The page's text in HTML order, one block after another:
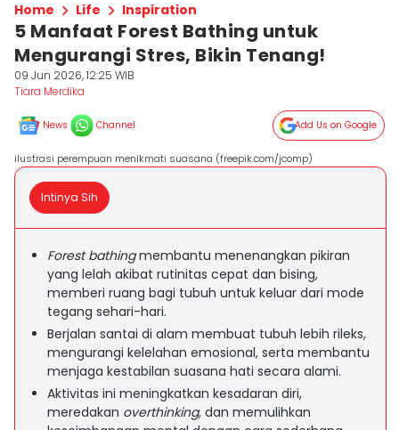
Home Life Inspiration
5 Manfaat Forest Bathing untuk
Mengurangi Stres, Bikin Tenang!
09 Jun 2026, 12:25 WIB
Tiara Merdika
News Channel Add Us on Google
ilustrasi perempuan menikmati suasana (freepik.com/jcomp)
Intinya Sih
Forest bathingmembantu menenangkan pikiran
yang lelah akibat rutinitas cepat dan bising,
memberi ruang bagi tubuh untuk keluar dari mode
tegang sehari-hari.
Berjalan santai di alam membuat tubuh lebih rileks,
mengurangi kelelahan emosional, serta membantu
menjaga kestabilan suasana hati secara alami.
Aktivitas ini meningkatkan kesadaran diri,
meredakan overthinking, dan memulihkan